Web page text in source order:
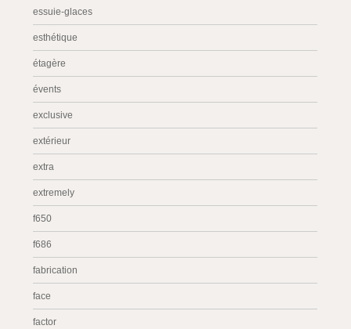
essuie-glaces
esthétique
étagère
évents
exclusive
extérieur
extra
extremely
f650
f686
fabrication
face
factor